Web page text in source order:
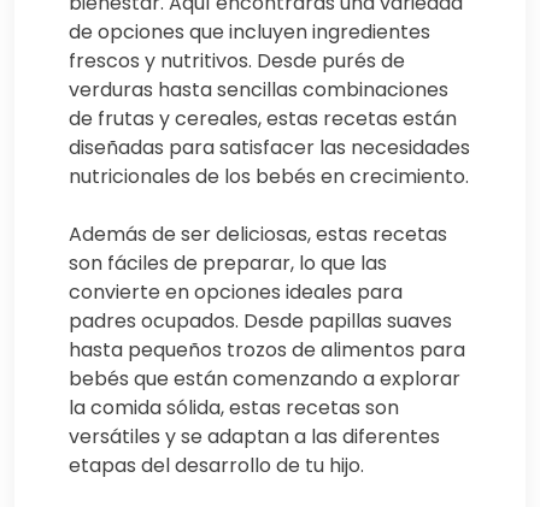
de opciones que incluyen ingredientes
frescos y nutritivos. Desde purés de
verduras hasta sencillas combinaciones
de frutas y cereales, estas recetas están
diseñadas para satisfacer las necesidades
nutricionales de los bebés en crecimiento.
Además de ser deliciosas, estas recetas
son fáciles de preparar, lo que las
convierte en opciones ideales para
padres ocupados. Desde papillas suaves
hasta pequeños trozos de alimentos para
bebés que están comenzando a explorar
la comida sólida, estas recetas son
versátiles y se adaptan a las diferentes
etapas del desarrollo de tu hijo.